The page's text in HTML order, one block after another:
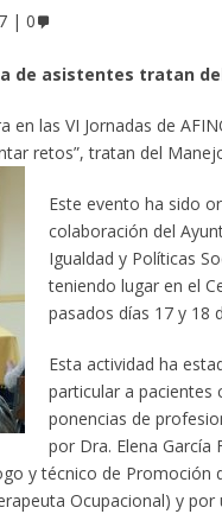
0
asistentes tratan
en las VI Jornadas de
retos”, tratan del
Este evento ha sido
colaboración del
Igualdad y Políticas
teniendo lugar en el
pasados días 17 y 18
Esta actividad ha
particular a pacientes
ponencias de
por Dra. Elena García
y técnico de Promoción
Ocupacional) y